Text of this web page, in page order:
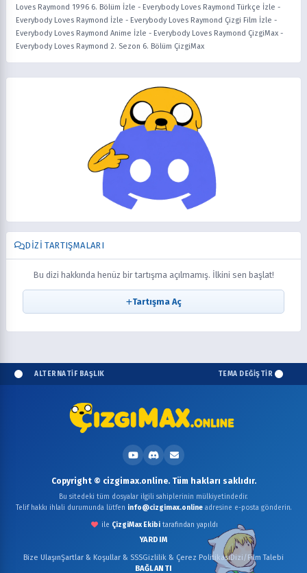
Loves Raymond 1996 6. Bölüm İzle - Everybody Loves Raymond Türkçe İzle -
Everybody Loves Raymond İzle - Everybody Loves Raymond Çizgi Film İzle -
Everybody Loves Raymond Anime İzle - Everybody Loves Raymond ÇizgiMax -
Everybody Loves Raymond 2. Sezon 6. Bölüm ÇizgiMax
DIZI TARTIŞMALARI
Bu dizi hakkında henüz bir tartışma açılmamış. İlkini sen başlat!
Tartışma Aç
ALTERNATİF BAŞLIK TEMA DEĞİŞTİR
YARDIM
Bize UlaşınŞartlar & Koşullar & SSSGizlilik & Çerez Politikası Dizi/Film Talebi
BAĞLANTI
Copyright © cizgimax.online. Tüm hakları saklıdır.
Bu sitedeki tüm dosyalar ilgili sahiplerinin mülkiyetindedir.
Telif hakkı ihlali durumunda lütfen info@cizgimax.onlineadresine e-posta gönderin.
ile ÇizgiMax Ekibitarafından yapıldı